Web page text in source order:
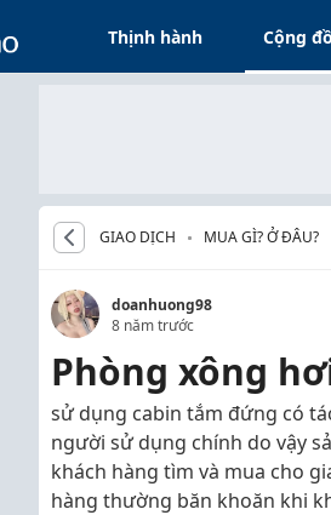
Thịnh hành Cộng
GIAO DỊCH MUA GÌ? Ở ĐÂU?
doanhuong98
8 năm trước
Phòng xông
sử dụng cabin tắm đứng có
người sử dụng chính do vậy
khách hàng tìm và mua cho
hàng thường băn khoăn khi